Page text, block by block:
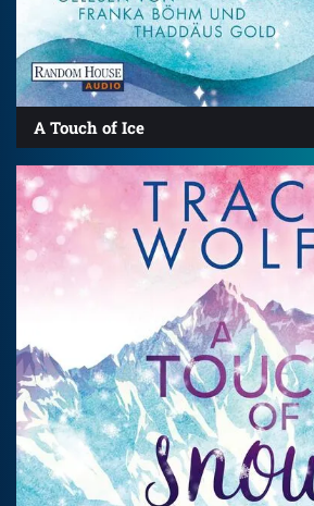
A Touch of Ice